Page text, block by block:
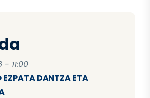
- 11:00
EZPATA DANTZA ETA